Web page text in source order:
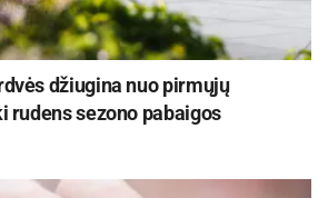
džiugina nuo pirmųjų
rudens sezono pabaigos